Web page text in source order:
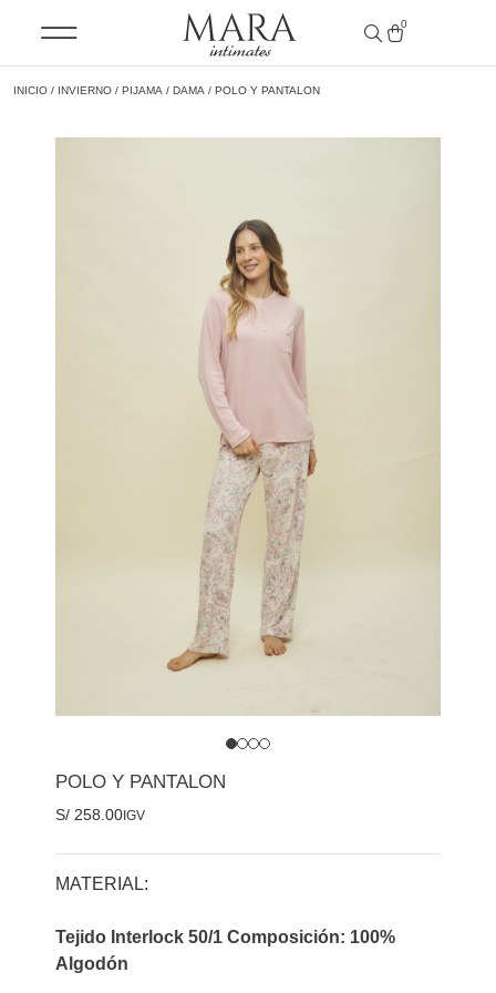
0
INICIO / INVIERNO / PIJAMA / DAMA / POLO Y PANTALON
POLO Y PANTALON
S/ 258.00 IGV
MATERIAL:
Tejido Interlock 50/1 Composición: 100%
Algodón